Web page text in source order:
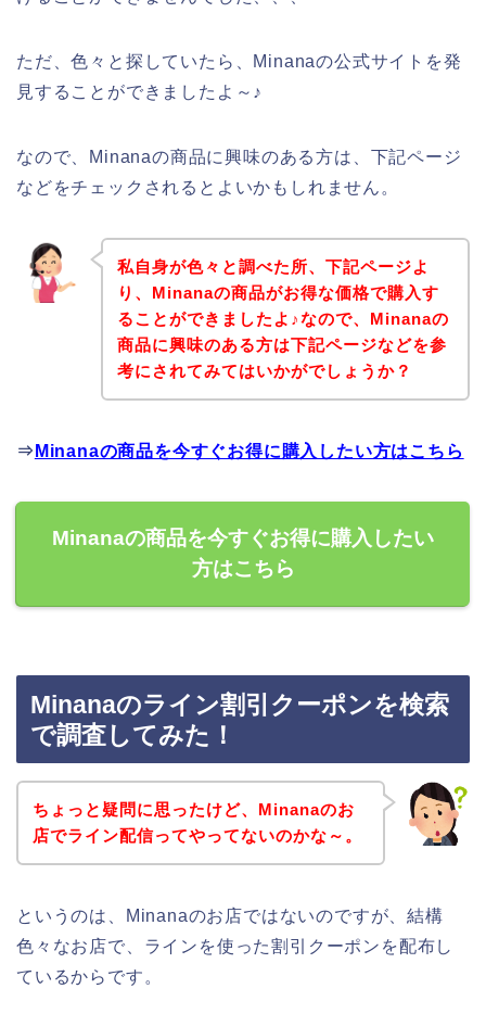
ただ、色々と探していたら、Minanaの公式サイトを発
見することができましたよ～♪
なので、Minanaの商品に興味のある方は、下記ページ
などをチェックされるとよいかもしれません。
私自身が色々と調べた所、下記ページよ
り、Minanaの商品がお得な価格で購入す
ることができましたよ♪なので、Minanaの
商品に興味のある方は下記ページなどを参
考にされてみてはいかがでしょうか？
⇒ Minanaの商品を今すぐお得に購入したい方はこちら
Minanaの商品を今すぐお得に購入したい
方はこちら
Minanaのライン割引クーポンを検索
で調査してみた！
ちょっと疑問に思ったけど、Minanaのお
店でライン配信ってやってないのかな～。
というのは、Minanaのお店ではないのですが、結構
色々なお店で、ラインを使った割引クーポンを配布し
ているからです。